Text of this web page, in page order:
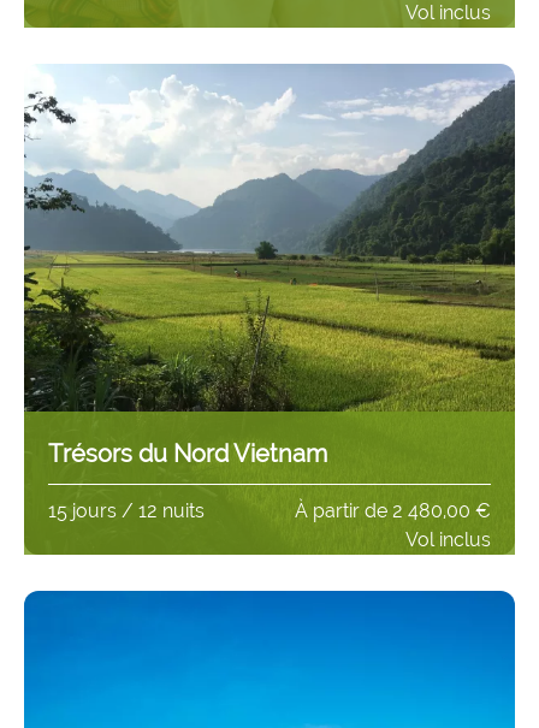
Vol inclus
Trésors du Nord Vietnam
15 jours / 12 nuits
Vol inclus
À partir de 2 480,00 €